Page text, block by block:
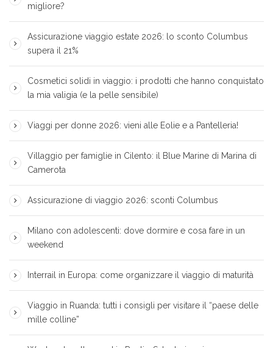
migliore?
Assicurazione viaggio estate 2026: lo sconto Columbus
supera il 21%
Cosmetici solidi in viaggio: i prodotti che hanno conquistato
la mia valigia (e la pelle sensibile)
Viaggi per donne 2026: vieni alle Eolie e a Pantelleria!
Villaggio per famiglie in Cilento: il Blue Marine di Marina di
Camerota
Assicurazione di viaggio 2026: sconti Columbus
Milano con adolescenti: dove dormire e cosa fare in un
weekend
Interrail in Europa: come organizzare il viaggio di maturità
Viaggio in Ruanda: tutti i consigli per visitare il “paese delle
mille colline”